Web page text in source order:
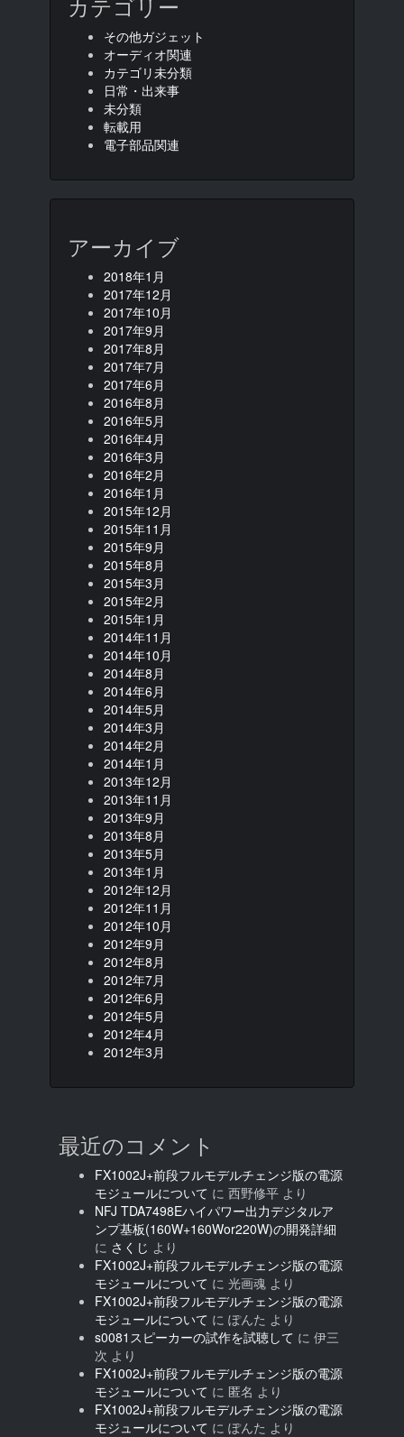
その他ガジェット
オーディオ関連
カテゴリ未分類
日常・出来事
未分類
転載用
電子部品関連
アーカイブ
2018年1月
2017年12月
2017年10月
2017年9月
2017年8月
2017年7月
2017年6月
2016年8月
2016年5月
2016年4月
2016年3月
2016年2月
2016年1月
2015年12月
2015年11月
2015年9月
2015年8月
2015年3月
2015年2月
2015年1月
2014年11月
2014年10月
2014年8月
2014年6月
2014年5月
2014年3月
2014年2月
2014年1月
2013年12月
2013年11月
2013年9月
2013年8月
2013年5月
2013年1月
2012年12月
2012年11月
2012年10月
2012年9月
2012年8月
2012年7月
2012年6月
2012年5月
2012年4月
2012年3月
最近のコメント
FX1002J+前段フルモデルチェンジ版の電源
モジュールについて に 西野修平 より
NFJ TDA7498Eハイパワー出力デジタルア
ンプ基板(160W+160Wor220W)の開発詳細
に さくじ より
FX1002J+前段フルモデルチェンジ版の電源
モジュールについて に 光画魂 より
FX1002J+前段フルモデルチェンジ版の電源
モジュールについて に ぽんた より
s0081スピーカーの試作を試聴して に 伊三
次 より
FX1002J+前段フルモデルチェンジ版の電源
モジュールについて に 匿名 より
FX1002J+前段フルモデルチェンジ版の電源
モジュールについて に ぽんた より